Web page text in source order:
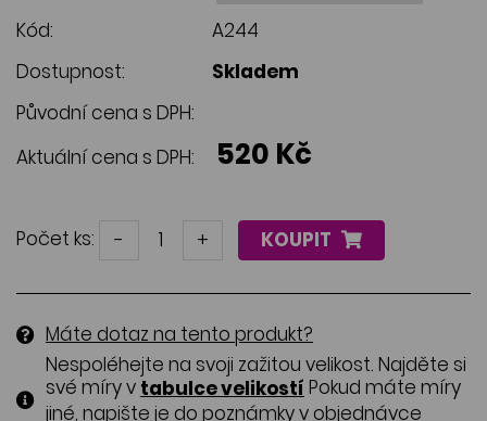
Kód:
A244
Dostupnost:
Skladem
Původní cena s DPH:
Aktuální cena s DPH:
520 Kč
Počet ks: - + KOUPIT
Máte dotaz na tento produkt?
Nespoléhejte na svoji zažitou velikost. Najděte si
své míry v tabulce velikostí Pokud máte míry
jiné, napište je do poznámky v objednávce